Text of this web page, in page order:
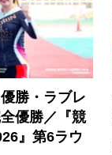
勝・ラブレ
優勝／『競
』第6ラウ